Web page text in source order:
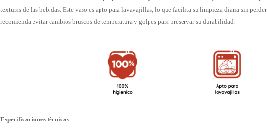
texturas de las bebidas. Este vaso es apto para lavavajillas, lo que facilita su limpieza diaria sin
recomienda evitar cambios bruscos de temperatura y golpes para preservar su durabilidad.
Especificaciones técnicas